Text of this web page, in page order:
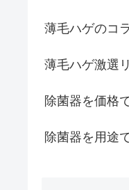
薄毛ハゲのコ
薄毛ハゲ激選
除菌器を価格
除菌器を用途